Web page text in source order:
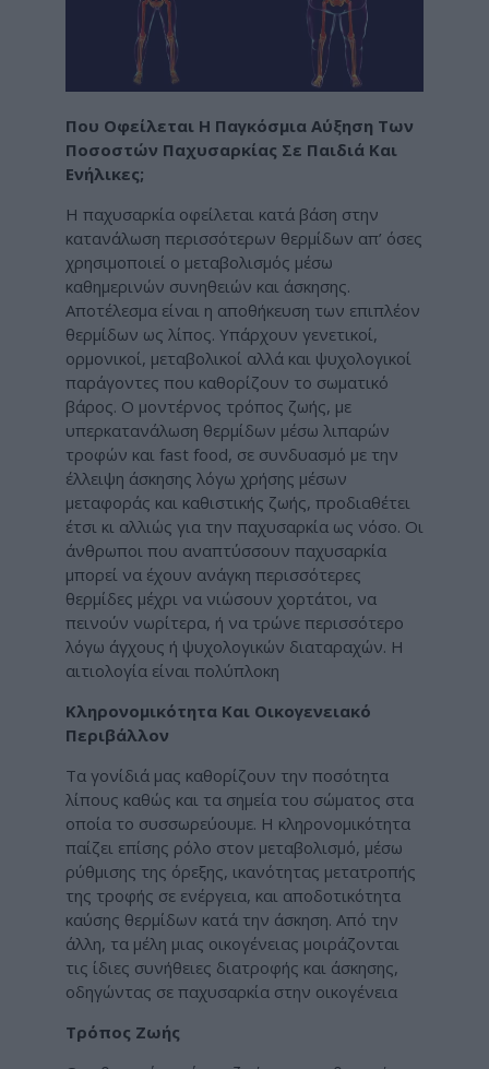
Που Οφείλεται Η Παγκόσμια Αύξηση Των
Ποσοστών Παχυσαρκίας Σε Παιδιά Και
Ενήλικες;
Η παχυσαρκία οφείλεται κατά βάση στην
κατανάλωση περισσότερων θερμίδων απ’ όσες
χρησιμοποιεί ο μεταβολισμός μέσω
καθημερινών συνηθειών και άσκησης.
Αποτέλεσμα είναι η αποθήκευση των επιπλέον
θερμίδων ως λίπος. Υπάρχουν γενετικοί,
ορμονικοί, μεταβολικοί αλλά και ψυχολογικοί
παράγοντες που καθορίζουν το σωματικό
βάρος. Ο μοντέρνος τρόπος ζωής, με
υπερκατανάλωση θερμίδων μέσω λιπαρών
τροφών και fast food, σε συνδυασμό με την
έλλειψη άσκησης λόγω χρήσης μέσων
μεταφοράς και καθιστικής ζωής, προδιαθέτει
έτσι κι αλλιώς για την παχυσαρκία ως νόσο. Οι
άνθρωποι που αναπτύσσουν παχυσαρκία
μπορεί να έχουν ανάγκη περισσότερες
θερμίδες μέχρι να νιώσουν χορτάτοι, να
πεινούν νωρίτερα, ή να τρώνε περισσότερο
λόγω άγχους ή ψυχολογικών διαταραχών. Η
αιτιολογία είναι πολύπλοκη
Κληρονομικότητα Και Οικογενειακό
Περιβάλλον
Τα γονίδιά μας καθορίζουν την ποσότητα
λίπους καθώς και τα σημεία του σώματος στα
οποία το συσσωρεύουμε. Η κληρονομικότητα
παίζει επίσης ρόλο στον μεταβολισμό, μέσω
ρύθμισης της όρεξης, ικανότητας μετατροπής
της τροφής σε ενέργεια, και αποδοτικότητα
καύσης θερμίδων κατά την άσκηση. Από την
άλλη, τα μέλη μιας οικογένειας μοιράζονται
τις ίδιες συνήθειες διατροφής και άσκησης,
οδηγώντας σε παχυσαρκία στην οικογένεια
Τρόπος Ζωής